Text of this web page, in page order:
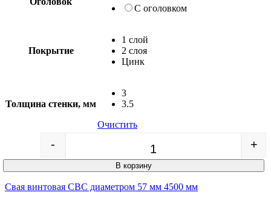
С оголовком
Покрытие
1 слой
2 слоя
Цинк
Толщина стенки, мм
3
3.5
Очистить
Quantity
- +
В корзину
Свая винтовая СВС диаметром 57 мм 4500 мм